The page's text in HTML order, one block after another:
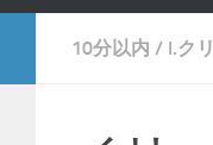
10分以内 / I.ク